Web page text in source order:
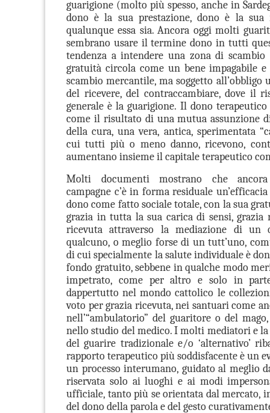
guarigione (molto più spesso, anche in
dono è la sua prestazione, dono è la sua
qualunque essa sia. Ancora oggi molti
sembrano usare il termine dono in tutti
tendenza a intendere una zona di scambio
gratuità circola come un bene impagabile
scambio mercantile, ma soggetto all’obbligo
del ricevere, del contraccambiare, dove il
generale è la guarigione. Il dono
come il risultato di una mutua assunzione
della cura, una vera, antica, sperimentata
cui tutti più o meno danno, ricevono,
aumentano insieme il capitale terapeutico
Molti documenti mostrano che
campagne c’è in forma residuale
dono come fatto sociale totale, con la sua
grazia in tutta la sua carica di sensi, grazia
ricevuta attraverso la mediazione di un
qualcuno, o meglio forse di un tutt’uno,
di cui specialmente la salute individuale è
fondo gratuito, sebbene in qualche modo
impetrato, come per altro e solo in
dappertutto nel mondo cattolico le
voto per grazia ricevuta, nei santuari come
nell’“ambulatorio” del guaritore o del
nello studio del medico. I molti mediatori e
del guarire tradizionale e/o ‘alternativo’
rapporto terapeutico più soddisfacente è un
un processo interumano, guidato al meglio
riservata solo ai luoghi e ai modi
ufficiale, tanto più se orientata dal mercato,
del dono della parola e del gesto